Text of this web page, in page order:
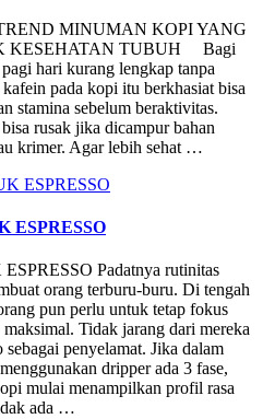
MINUMAN KOPI YANG
KESEHATAN TUBUH Bagi
hari kurang lengkap tanpa
pada kopi itu berkhasiat bisa
stamina sebelum beraktivitas.
rusak jika dicampur bahan
krimer. Agar lebih sehat …
ESPRESSO
Padatnya rutinitas
orang terburu-buru. Di tengah
pun perlu untuk tetap fokus
Tidak jarang dari mereka
penyelamat. Jika dalam
dripper ada 3 fase,
mulai menampilkan profil rasa
ada …